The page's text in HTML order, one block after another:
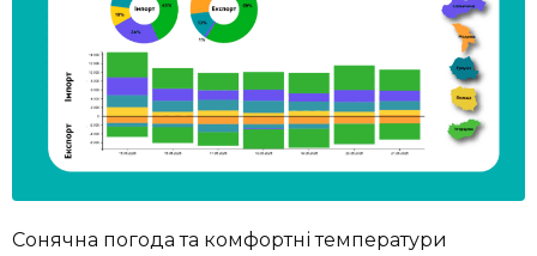
Сонячна погода та комфортні температури